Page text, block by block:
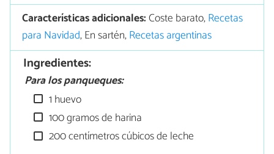
Características adicionales:Coste barato,Recetas
para Navidad, En sartén,Recetas argentinas
Ingredientes:
Para los panqueques:
1 huevo
100 gramos de harina
200 centímetros cúbicos de leche